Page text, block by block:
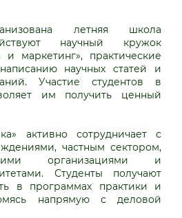
летняя школа
научный кружок
и маркетинг», практические
научных статей и
Участие студентов в
им получить ценный
активно сотрудничает с
частным сектором,
организациями и
Студенты получают
в программах практики и
напрямую с деловой